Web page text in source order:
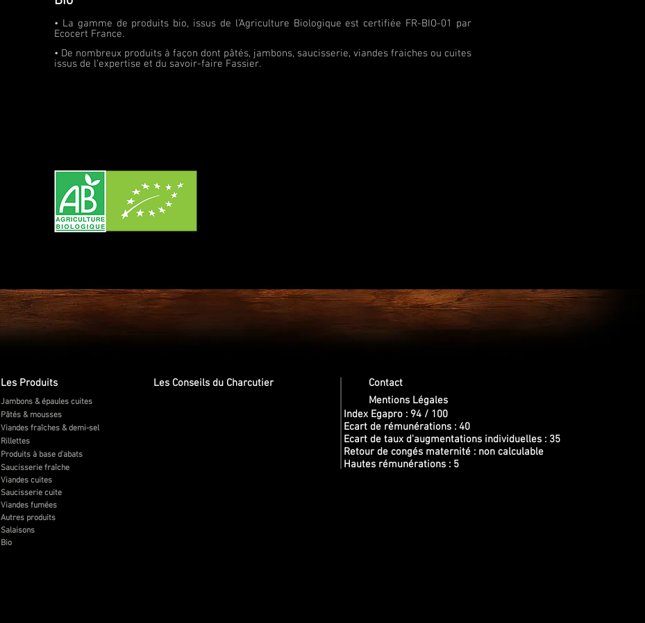
• La gamme de produits bio, issus de l’Agriculture Biologique est certifiée FR-BIO-01 par
Ecocert France.
• De nombreux produits à façon dont pâtés, jambons, saucisserie, viandes fraiches ou cuites
issus de l'expertise et du savoir-faire Fassier.
Les Produits
Jambons & épaules cuites
Pâtés & mousses
Viandes fraîches & demi-sel
Rillettes
Produits à base d'abats
Saucisserie fraîche
Viandes cuites
Les Conseils du Charcutier
Contact
Mentions Légales
Index Egapro : 94 / 100
Ecart de rémunérations : 40
Ecart de taux d'augmentations individuelles : 35
Retour de congés maternité : non calculable
Hautes rémunérations : 5
Saucisserie cuite
Viandes fumées
Autres produits
Salaisons
Bio